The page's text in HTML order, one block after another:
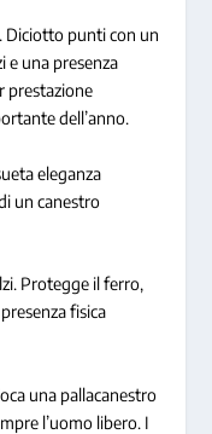
Diciotto punti con un
e una presenza
prestazione
dell’anno.
eleganza
un canestro
Protegge il ferro,
fisica
una pallacanestro
l’uomo libero. I